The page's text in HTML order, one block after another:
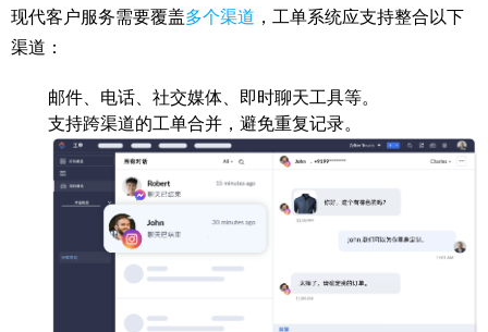
现代客户服务需要覆盖多个渠道 ，工单系统应支持整合以下
渠道：
邮件、电话、社交媒体、即时聊天工具等。
支持跨渠道的工单合并，避免重复记录。